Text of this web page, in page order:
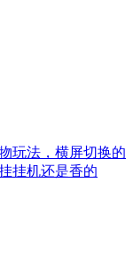
玩法，横屏切换的
挂机还是香的